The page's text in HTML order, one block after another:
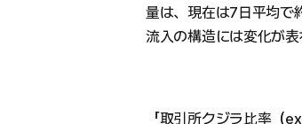
量は、現在は7日平均で
流入の構造には変化が表
「取引所クジラ比率（